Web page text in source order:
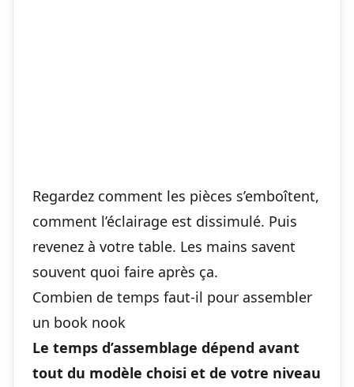
Regardez comment les pièces s’emboîtent,
comment l’éclairage est dissimulé. Puis
revenez à votre table. Les mains savent
souvent quoi faire après ça.
Combien de temps faut-il pour assembler
un book nook
Le temps d’assemblage dépend avant
tout du modèle choisi et de votre niveau